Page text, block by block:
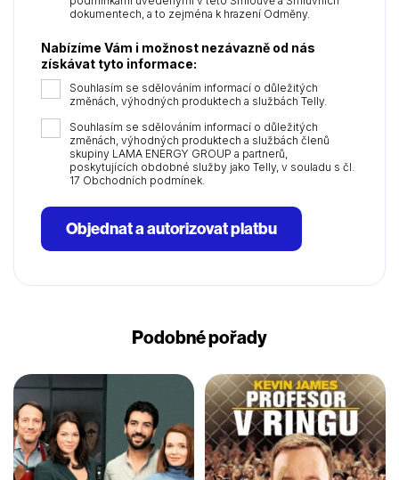
dokumentech, a to zejména k hrazení Odměny.
Nabízíme Vám i možnost nezávazně od nás
získávat tyto informace:
Souhlasím se sdělováním informací o důležitých
změnách, výhodných produktech a službách Telly.
Souhlasím se sdělováním informací o důležitých
změnách, výhodných produktech a službách členů
skupiny LAMA ENERGY GROUP a partnerů,
poskytujících obdobné služby jako Telly, v souladu s čl.
17 Obchodních podmínek.
Objednat a autorizovat platbu
Podobné pořady